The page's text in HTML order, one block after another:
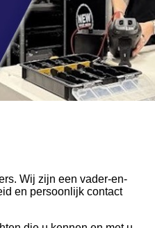
Wij zijn een vader-en-
en persoonlijk contact